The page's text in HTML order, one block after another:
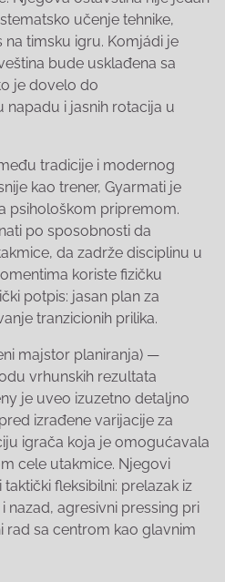
učenje tehnike,
timsku igru. Komjádi je
bude usklađena sa
je dovelo do
i jasnih rotacija u
tradicije i modernog
kao trener, Gyarmati je
psihološkom pripremom.
po sposobnosti da
da zadrže disciplinu u
koriste fizičku
potpis: jasan plan za
tranzicionih prilika.
majstor planiranja) —
vrhunskih rezultata
je uveo izuzetno detaljno
izrađene varijacije za
igrača koja je omogućavala
cele utakmice. Njegovi
fleksibilni: prelazak iz
agresivni pressing pri
sa centrom kao glavnim